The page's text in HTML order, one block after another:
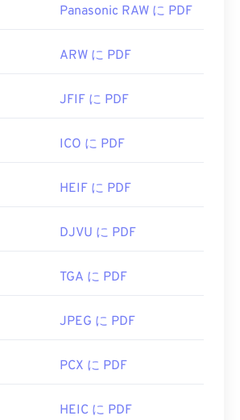
Panasonic RAW に PDF
ARW に PDF
JFIF に PDF
ICO に PDF
HEIF に PDF
DJVU に PDF
TGA に PDF
JPEG に PDF
PCX に PDF
HEIC に PDF